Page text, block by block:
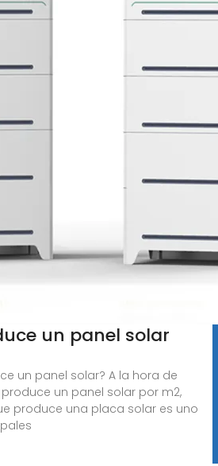
un panel solar
un panel solar? A la hora de
un panel solar por m2,
produce una placa solar es uno